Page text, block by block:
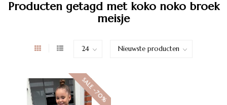
Producten getagd met koko noko broek
meisje
SALE -70%